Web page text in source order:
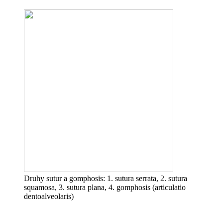
Druhy sutur a gomphosis: 1. sutura serrata, 2. sutura
squamosa, 3. sutura plana, 4. gomphosis (articulatio
dentoalveolaris)